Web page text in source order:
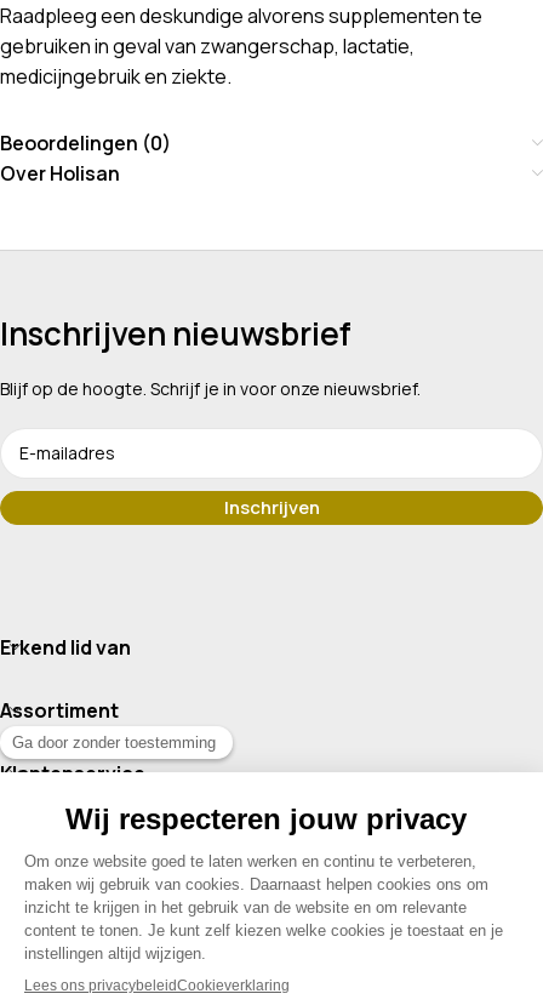
Raadpleeg een deskundige alvorens supplementen te
gebruiken in geval van zwangerschap, lactatie,
medicijngebruik en ziekte.
Beoordelingen (0)
Over Holisan
Inschrijven nieuwsbrief
Blijf op de hoogte. Schrijf je in voor onze nieuwsbrief.
Erkend lid van
Assortiment
Klantenservice
Contact
© 2026 Drogisterij Het Geheim | Alle rechten voorbehouden |
Webdesign en hosting door Madoo|Sitemap